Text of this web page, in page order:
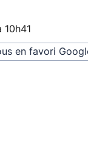
en favori